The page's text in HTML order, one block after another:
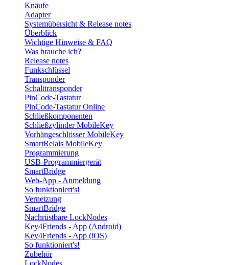
Knäufe
Adapter
Systemübersicht & Release notes
Überblick
Wichtige Hinweise & FAQ
Was brauche ich?
Release notes
Funkschlüssel
Transponder
Schalttransponder
PinCode-Tastatur
PinCode-Tastatur Online
Schließkomponenten
Schließzylinder MobileKey
Vorhängeschlösser MobileKey
SmartRelais MobileKey
Programmierung
USB-Programmiergerät
SmartBridge
Web-App - Anmeldung
So funktioniert's!
Vernetzung
SmartBridge
Nachrüstbare LockNodes
Key4Friends - App (Android)
Key4Friends - App (iOS)
So funktioniert's!
Zubehör
LockNodes